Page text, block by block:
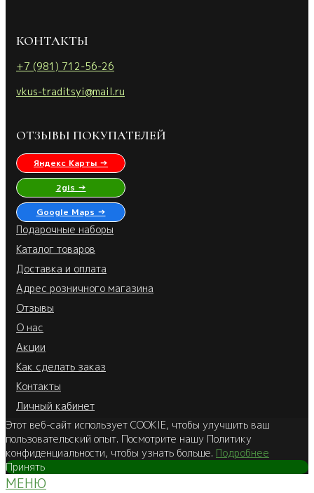
КОНТАКТЫ
+7 (981) 712-56-26
vkus-traditsyi@mail.ru
ОТЗЫВЫ ПОКУПАТЕЛЕЙ
Яндекс Карты →
2gis →
Google Maps →
Подарочные наборы
Каталог товаров
Доставка и оплата
Адрес розничного магазина
Отзывы
О нас
Акции
Как сделать заказ
Контакты
Личный кабинет
Этот веб-сайт использует COOKIE, чтобы улучшить ваш
пользовательский опыт. Посмотрите нашу Политику
конфиденциальности, чтобы узнать больше. Подробнее
Принять
МЕНЮ